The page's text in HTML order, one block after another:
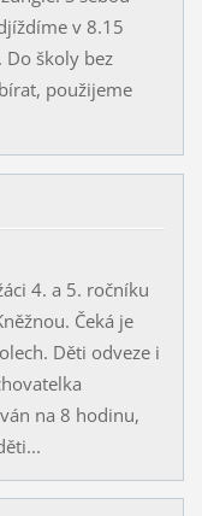
v 8.15
školy bez
použijeme
4. a 5. ročníku
Čeká je
Děti odveze i
na 8 hodinu,